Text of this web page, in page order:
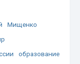
Мищенко
образование